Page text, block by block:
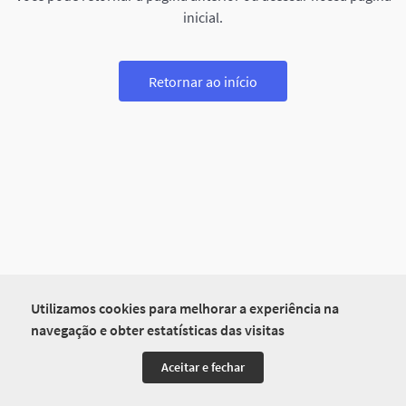
Utilizamos cookies para melhorar a experiência na
navegação e obter estatísticas das visitas
Aceitar e fechar
inicial.
Retornar ao início